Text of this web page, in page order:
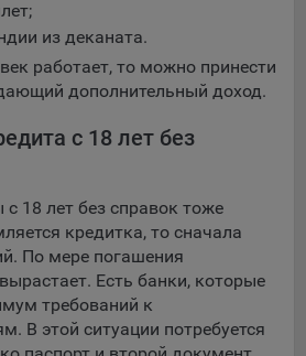
из деканата.
работает, то можно принести
дополнительный доход.
с 18 лет без
18 лет без справок тоже
кредитка, то сначала
По мере погашения
Есть банки, которые
требований к
В этой ситуации потребуется